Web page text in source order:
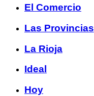
El Comercio
Las Provincias
La Rioja
Ideal
Hoy